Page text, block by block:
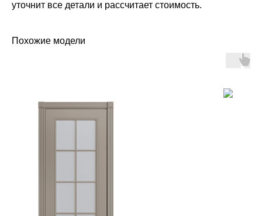
уточнит все детали и рассчитает стоимость.
Похожие модели